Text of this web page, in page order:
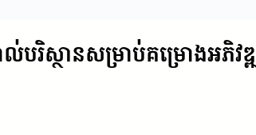
ល់បរិស្ថានសម្រាប់គម្រោងអភិវ